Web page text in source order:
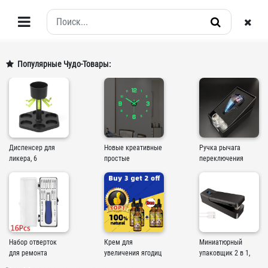
Популярные Чудо-Товары:
Диспенсер для
ликера, 6
бутылок,
держатель для
вина, виски, пива,
инструменты для
п...
Новые креативные
простые
цифровые часы
DIY, бесшумные
настенные часы
для учебы, гос...
Ручка рычага
переключения
управлением
Набор отверток
для ремонта
Крем для
увеличения ягодиц
Миниатюрный
упаковщик 2 в 1,